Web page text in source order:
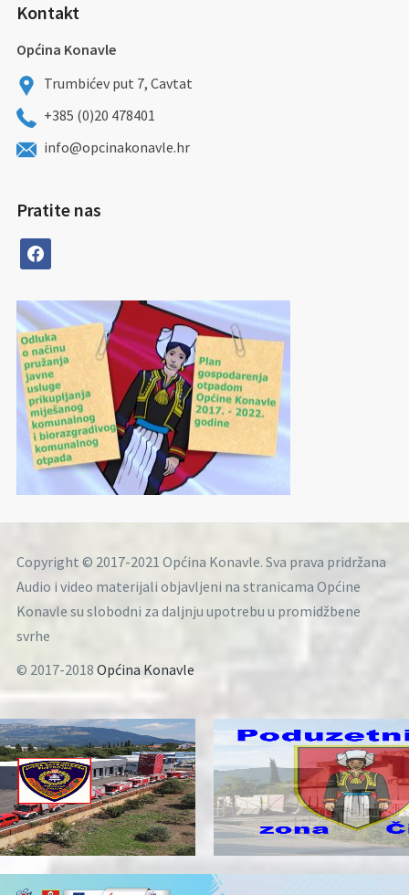
Kontakt
Općina Konavle
Trumbićev put 7, Cavtat
+385 (0)20 478401
info@opcinakonavle.hr
Pratite nas
facebook
Copyright © 2017-2021 Općina Konavle. Sva prava pridržana
Audio i video materijali objavljeni na stranicama Općine
Konavle su slobodni za daljnju upotrebu u promidžbene
svrhe
© 2017-2018 Općina Konavle